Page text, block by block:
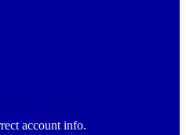
account info.